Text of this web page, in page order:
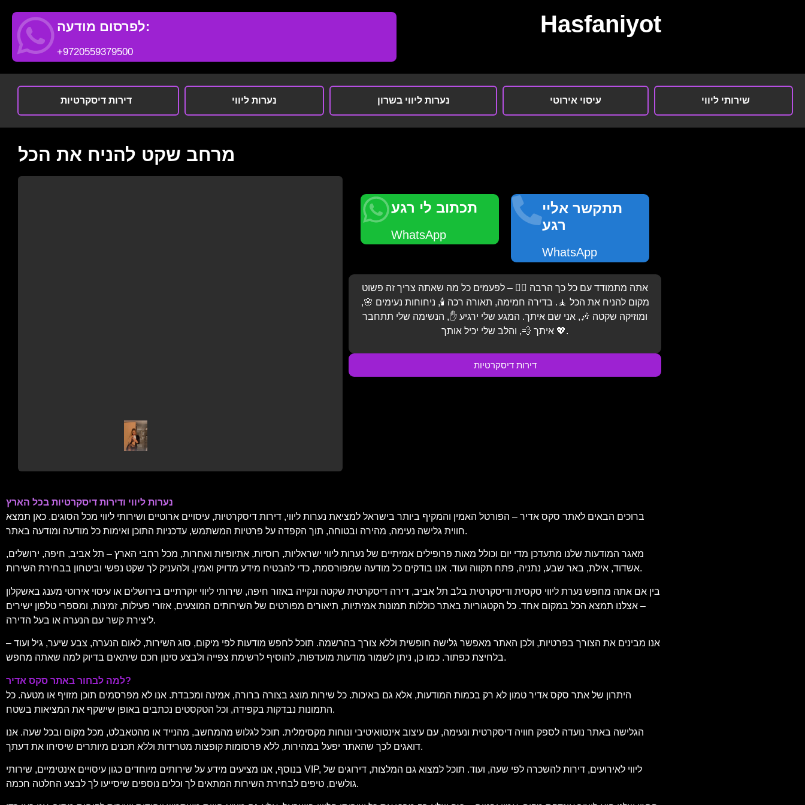
לפרסום מודעה:
+9720559379500
Hasfaniyot
דירות דיסקרטיות נערות ליווי נערות ליווי בשרון עיסוי אירוטי שירותי ליווי
מרחב שקט להניח את הכל
תכתוב לי רגע
WhatsApp
תתקשר אליי
רגע
WhatsApp
אתה מתמודד עם כל כך הרבה 😵‍💫 – לפעמים כל מה שאתה צריך זה פשוט
מקום להניח את הכל 🧘. בדירה חמימה, תאורה רכה 🕯️, ניחוחות נעימים 🌸,
ומוזיקה שקטה 🎶, אני שם איתך. המגע שלי ירגיע ✋, הנשימה שלי תתחבר
איתך 💨, והלב שלי יכיל אותך 💖.
דירות דיסקרטיות
נערות ליווי ודירות דיסקרטיות בכל הארץ
ברוכים הבאים לאתר סקס אדיר – הפורטל האמין והמקיף ביותר בישראל למציאת נערות ליווי, דירות דיסקרטיות, עיסויים ארוטיים ושירותי ליווי מכל הסוגים. כאן תמצא
חווית גלישה נעימה, מהירה ובטוחה, תוך הקפדה על פרטיות המשתמש, עדכניות התוכן ואימות כל מודעה ומודעה באתר.
מאגר המודעות שלנו מתעדכן מדי יום וכולל מאות פרופילים אמיתיים של נערות ליווי ישראליות, רוסיות, אתיופיות ואחרות, מכל רחבי הארץ – תל אביב, חיפה, ירושלים,
אשדוד, אילת, באר שבע, נתניה, פתח תקווה ועוד. אנו בודקים כל מודעה שמפורסמת, כדי להבטיח מידע מדויק ואמין, ולהעניק לך שקט נפשי וביטחון בבחירת השירות.
בין אם אתה מחפש נערת ליווי סקסית ודיסקרטית בלב תל אביב, דירה דיסקרטית שקטה ונקייה באזור חיפה, שירותי ליווי יוקרתיים בירושלים או עיסוי אירוטי מענג באשקלון
– אצלנו תמצא הכל במקום אחד. כל הקטגוריות באתר כוללות תמונות אמיתיות, תיאורים מפורטים של השירותים המוצעים, אזורי פעילות, זמינות, ומספרי טלפון ישירים
ליצירת קשר עם הנערה או בעל הדירה.
אנו מבינים את הצורך בפרטיות, ולכן האתר מאפשר גלישה חופשית וללא צורך בהרשמה. תוכל לחפש מודעות לפי מיקום, סוג השירות, לאום הנערה, צבע שיער, גיל ועוד –
בלחיצת כפתור. כמו כן, ניתן לשמור מודעות מועדפות, להוסיף לרשימת צפייה ולבצע סינון חכם שיתאים בדיוק למה שאתה מחפש.
למה לבחור באתר סקס אדיר?
היתרון של אתר סקס אדיר טמון לא רק בכמות המודעות, אלא גם באיכות. כל שירות מוצג בצורה ברורה, אמינה ומכבדת. אנו לא מפרסמים תוכן מזויף או מטעה. כל
התמונות נבדקות בקפידה, וכל הטקסטים נכתבים באופן שישקף את המציאות בשטח.
הגלישה באתר נועדה לספק חוויה דיסקרטית ונעימה, עם עיצוב אינטואיטיבי ונוחות מקסימלית. תוכל לגלוש מהמחשב, מהנייד או מהטאבלט, מכל מקום ובכל שעה. אנו
דואגים לכך שהאתר יפעל במהירות, ללא פרסומות קופצות מטרידות וללא תכנים מיותרים שיסיחו את דעתך.
בנוסף, אנו מציעים מידע על שירותים מיוחדים כגון עיסויים אינטימיים, שירותי VIP, ליווי לאירועים, דירות להשכרה לפי שעה, ועוד. תוכל למצוא גם המלצות, דירוגים של
גולשים, טיפים לבחירת השירות המתאים לך וכלים נוספים שיסייעו לך לבצע החלטה חכמה.